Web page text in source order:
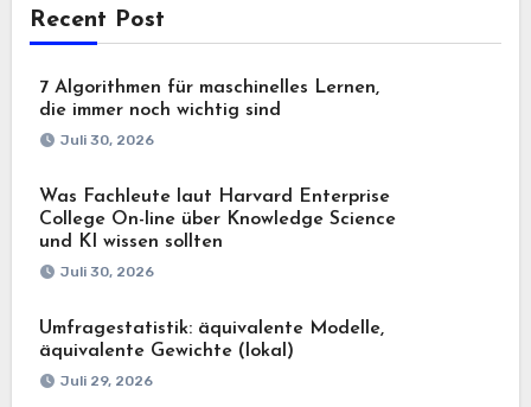
Recent Post
7 Algorithmen für maschinelles Lernen,
die immer noch wichtig sind
Juli 30, 2026
Was Fachleute laut Harvard Enterprise
College On-line über Knowledge Science
und KI wissen sollten
Juli 30, 2026
Umfragestatistik: äquivalente Modelle,
äquivalente Gewichte (lokal)
Juli 29, 2026